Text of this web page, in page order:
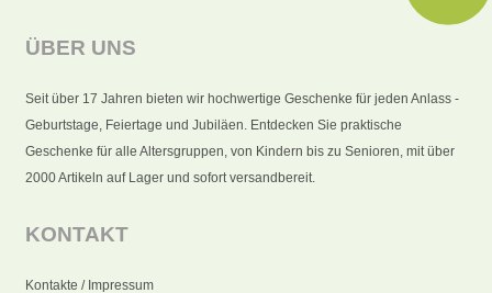
ÜBER UNS
Seit über 17 Jahren bieten wir hochwertige Geschenke für jeden Anlass -
Geburtstage, Feiertage und Jubiläen. Entdecken Sie praktische
Geschenke für alle Altersgruppen, von Kindern bis zu Senioren, mit über
2000 Artikeln auf Lager und sofort versandbereit.
KONTAKT
Kontakte / Impressum